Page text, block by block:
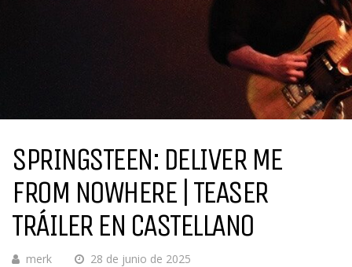
SPRINGSTEEN: DELIVER ME
FROM NOWHERE | TEASER
TRÁILER EN CASTELLANO
merk 28 de junio de 2025